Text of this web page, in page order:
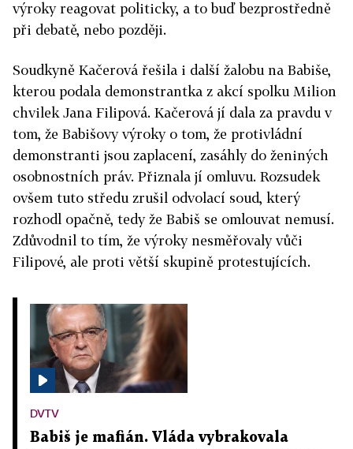
výroky reagovat politicky, a to buď bezprostředně
při debatě, nebo později.
Soudkyně Kačerová řešila i další žalobu na Babiše,
kterou podala demonstrantka z akcí spolku Milion
chvilek Jana Filipová. Kačerová jí dala za pravdu v
tom, že Babišovy výroky o tom, že protivládní
demonstranti jsou zaplacení, zasáhly do ženiných
osobnostních práv. Přiznala jí omluvu. Rozsudek
ovšem tuto středu zrušil odvolací soud, který
rozhodl opačně, tedy že Babiš se omlouvat nemusí.
Zdůvodnil to tím, že výroky nesměřovaly vůči
Filipové, ale proti větší skupině protestujících.
DVTV
Babiš je mafián. Vláda vybrakovala